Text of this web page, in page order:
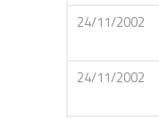
24/11/2002
24/11/2002